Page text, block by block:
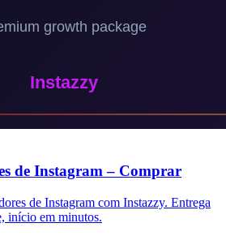
de Instagram – Comprar
de Instagram com Instazzy. Entrega
início em minutos.